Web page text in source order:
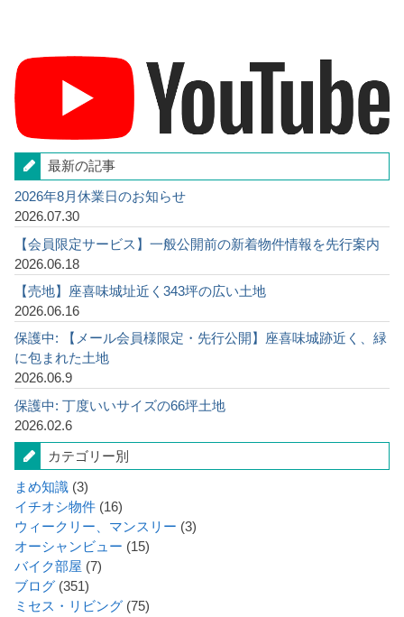
最新の記事
2026年8月休業日のお知らせ
2026.07.30
【会員限定サービス】一般公開前の新着物件情報を先行案内
2026.06.18
【売地】座喜味城址近く343坪の広い土地
2026.06.16
保護中: 【メール会員様限定・先行公開】座喜味城跡近く、緑
に包まれた土地
2026.06.9
保護中: 丁度いいサイズの66坪土地
2026.02.6
カテゴリー別
まめ知識 (3)
イチオシ物件 (16)
ウィークリー、マンスリー (3)
オーシャンビュー (15)
バイク部屋 (7)
ブログ (351)
ミセス・リビング (75)